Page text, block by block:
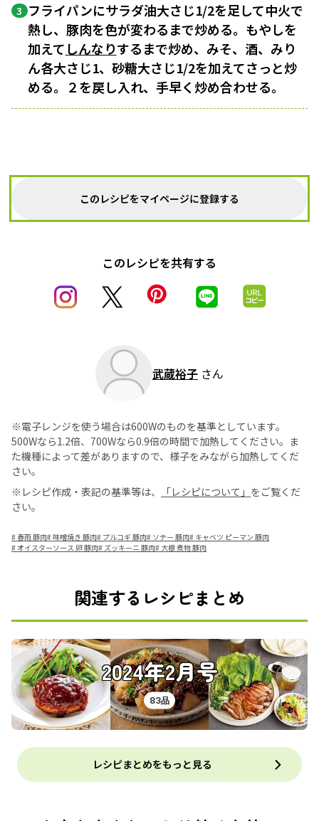
3 フライパンにサラダ油大さじ1/2を足して中火で
熱し、豚肉を色が変わるまで炒める。もやしを
加えて しんなりするまで炒め、みそ、酒、みり
ん各大さじ1、砂糖大さじ1/2を加えてさっと炒
める。２を戻し入れ、手早く炒め合わせる。
このレシピをマイページに登録する
このレシピを共有する
武蔵裕子 さん
※電子レンジを使う場合は600Wのものを基準としています。
500Wなら1.2倍、700Wなら0.9倍の時間で加熱してください。ま
た機種によって差がありますので、様子をみながら加熱してくだ
さい。
※レシピ作成・表記の基準等は、
「レシピについて」 をご覧くだ
さい。
# 春雨 豚肉#味噌焼き 豚肉# プルコギ 豚肉# ソテー 豚肉# キャベツ ピーマン 豚肉
#オイスターソース 卵 豚肉# ズッキーニ 豚肉# 大根 煮物 豚肉
関連するレシピまとめ
2024年2月号
83品
レシピまとめをもっと見る